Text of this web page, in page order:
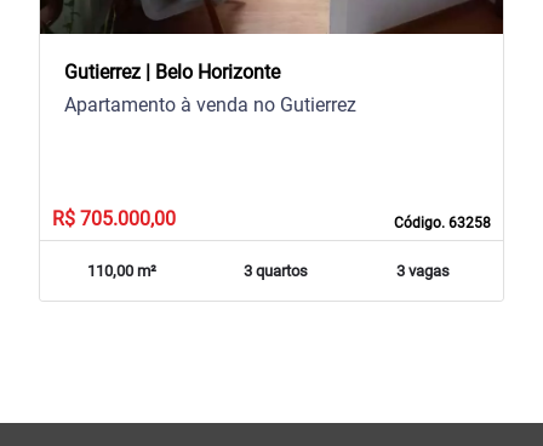
Gutierrez | Belo Horizonte
Código. 63258
Apartamento à venda no Gutierrez
R$ 705.000,00
110,00 m² 3 quartos 3 vagas